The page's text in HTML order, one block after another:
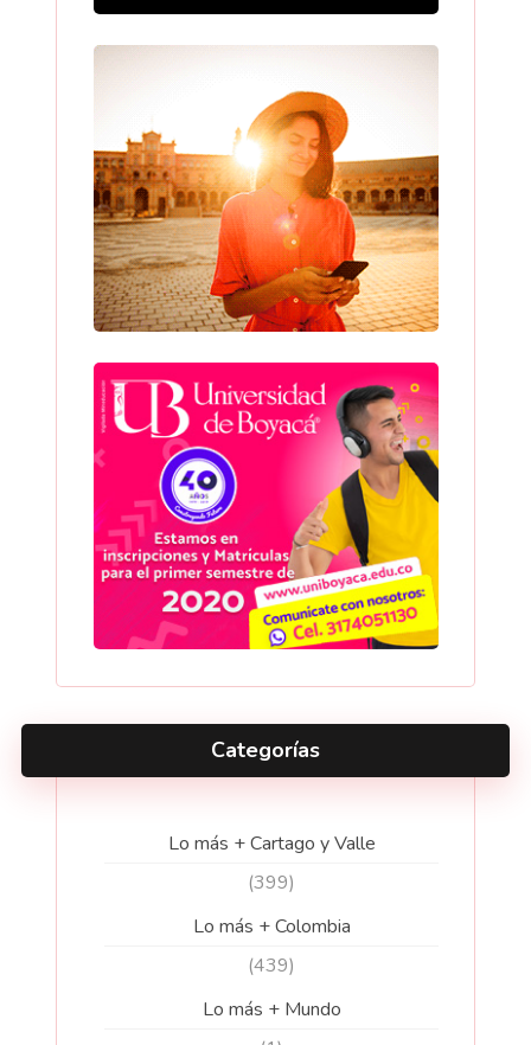
Categorías
Lo más + Cartago y Valle
(399)
Lo más + Colombia
(439)
Lo más + Mundo